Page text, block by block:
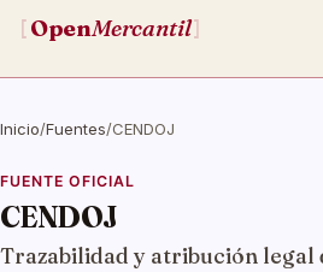
[OpenMercantil]
Inicio/Fuentes/CENDOJ
FUENTE OFICIAL
CENDOJ
Trazabilidad y atribución legal